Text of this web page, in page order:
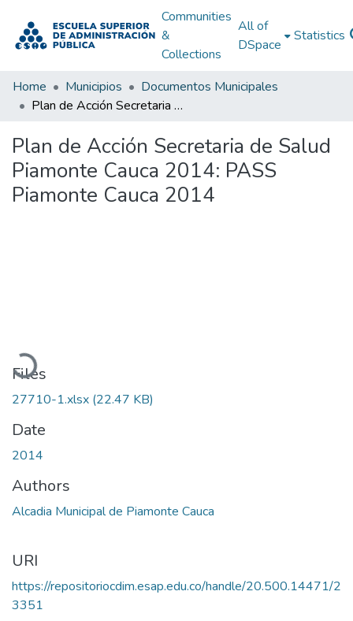
Communities
&
Collections
All of
DSpace
Statistics
Home Municipios
Documentos Municipales
Plan de Acción Secretaria de Salud Piamonte Cauca 2014: PASS Piamonte Cauca 2014
Plan de Acción Secretaria de Salud
Piamonte Cauca 2014: PASS
Piamonte Cauca 2014
Loading...
Files
27710-1.xlsx (22.47 KB)
Date
2014
Authors
Alcadia Municipal de Piamonte Cauca
URI
https://repositoriocdim.esap.edu.co/handle/20.500.14471/2
3351